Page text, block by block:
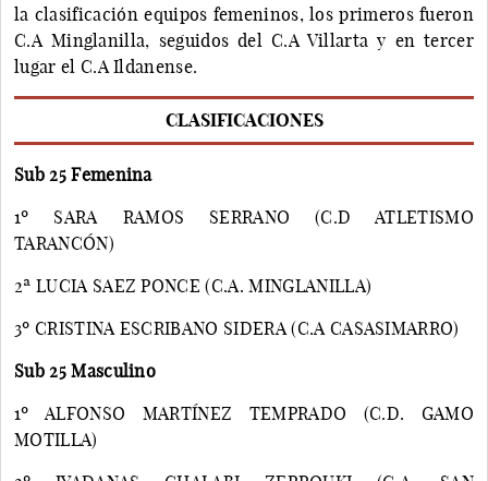
la clasificación equipos femeninos, los primeros fueron
C.A Minglanilla, seguidos del C.A Villarta y en tercer
lugar el C.A Ildanense.
CLASIFICACIONES
Sub 25 Femenina
1º SARA RAMOS SERRANO (C.D ATLETISMO
TARANCÓN)
2ª LUCIA SAEZ PONCE (C.A. MINGLANILLA)
3º CRISTINA ESCRIBANO SIDERA (C.A CASASIMARRO)
Sub 25 Masculino
1º ALFONSO MARTÍNEZ TEMPRADO (C.D. GAMO
MOTILLA)